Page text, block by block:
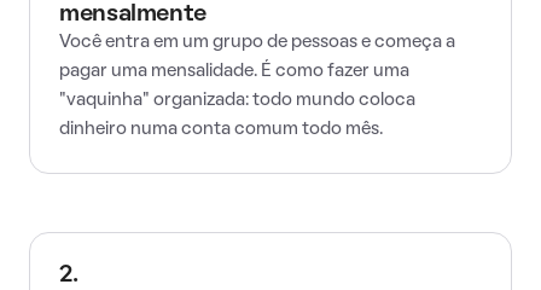
mensalmente
Você entra em um grupo de pessoas e começa a
pagar uma mensalidade. É como fazer uma
"vaquinha" organizada: todo mundo coloca
dinheiro numa conta comum todo mês.
2.